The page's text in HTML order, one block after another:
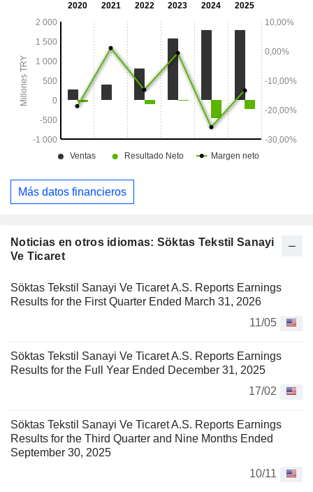
Noticias en otros idiomas: Söktas Tekstil Sanayi
Ve Ticaret
Söktas Tekstil Sanayi Ve Ticaret A.S. Reports Earnings
Results for the First Quarter Ended March 31, 2026
11/05
Söktas Tekstil Sanayi Ve Ticaret A.S. Reports Earnings
Results for the Full Year Ended December 31, 2025
17/02
Söktas Tekstil Sanayi Ve Ticaret A.S. Reports Earnings
Results for the Third Quarter and Nine Months Ended
September 30, 2025
10/11
Más datos financieros